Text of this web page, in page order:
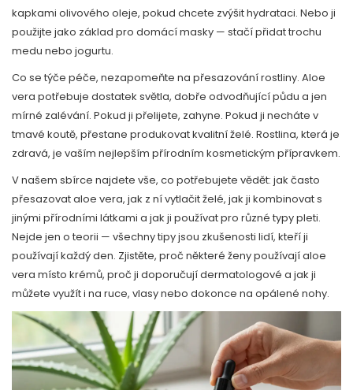
kapkami olivového oleje, pokud chcete zvýšit hydrataci. Nebo ji
použijte jako základ pro domácí masky — stačí přidat trochu
medu nebo jogurtu.
Co se týče péče, nezapomeňte na přesazování rostliny. Aloe
vera potřebuje dostatek světla, dobře odvodňující půdu a jen
mírné zalévání. Pokud ji přelijete, zahyne. Pokud ji necháte v
tmavé koutě, přestane produkovat kvalitní želé. Rostlina, která je
zdravá, je vaším nejlepším přírodním kosmetickým přípravkem.
V našem sbírce najdete vše, co potřebujete vědět: jak často
přesazovat aloe vera, jak z ní vytlačit želé, jak ji kombinovat s
jinými přírodními látkami a jak ji používat pro různé typy pleti.
Nejde jen o teorii — všechny tipy jsou zkušenosti lidí, kteří ji
používají každý den. Zjistěte, proč některé ženy používají aloe
vera místo krémů, proč ji doporučují dermatologové a jak ji
můžete využít i na ruce, vlasy nebo dokonce na opálené nohy.